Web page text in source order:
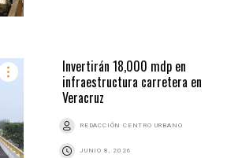
Invertirán 18,000 mdp en
infraestructura carretera en
Veracruz
REDACCIÓN CENTRO URBANO
JUNIO 8, 2026